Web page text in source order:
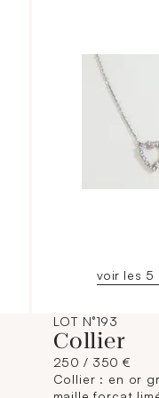
voir les 5
LOT N°193
Collier
250 / 350 €
Collier : en or